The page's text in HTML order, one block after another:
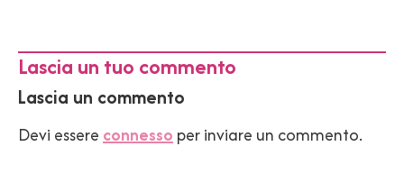
Lascia un tuo commento
Lascia un commento
Devi essere connesso per inviare un commento.